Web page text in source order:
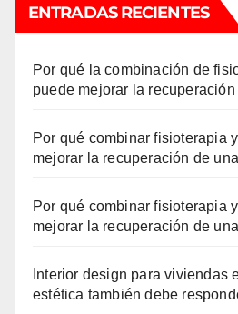
ENTRADAS RECIENTES
Por qué la combinación de
puede mejorar la
Por qué combinar fisioterapia
mejorar la recuperación de
Por qué combinar fisioterapia
mejorar la recuperación de
Interior design para viviendas
estética también debe